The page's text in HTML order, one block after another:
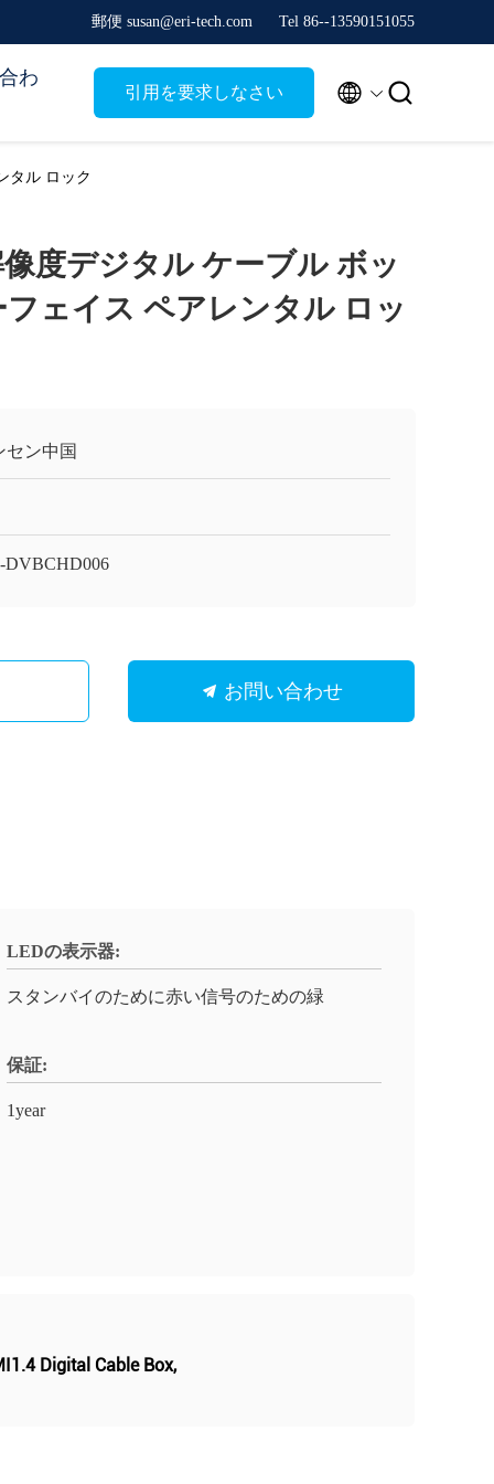
郵便 susan@eri-tech.com Tel 86--13590151055
わ
引用を要求しなさい  
タル ロック
度デジタル ケーブル ボッ
ェイス ペアレンタル ロッ
セン中国
DVBCHD006
お問い合わせ
LEDの表示器:
スタンバイのために赤い信号のための緑
保証:
1year
Digital Cable Box,